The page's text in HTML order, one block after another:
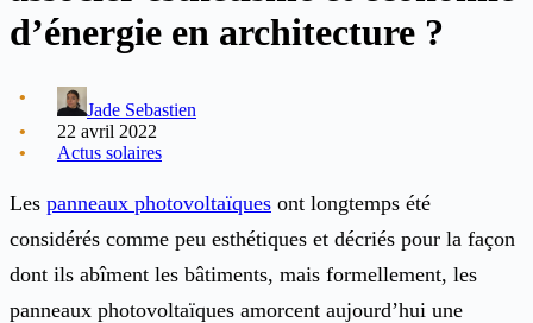
d’énergie en architecture ?
Jade Sebastien
22 avril 2022
Actus solaires
Les panneaux photovoltaïques ont longtemps été
considérés comme peu esthétiques et décriés pour la façon
dont ils abîment les bâtiments, mais formellement, les
panneaux photovoltaïques amorcent aujourd’hui une